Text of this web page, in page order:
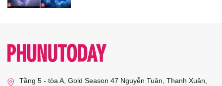
Tầng 5 - tòa A, Gold Season 47 Nguyễn Tuân, Thanh Xuân,